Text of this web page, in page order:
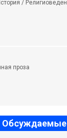
/
проза
Обсуждаемые